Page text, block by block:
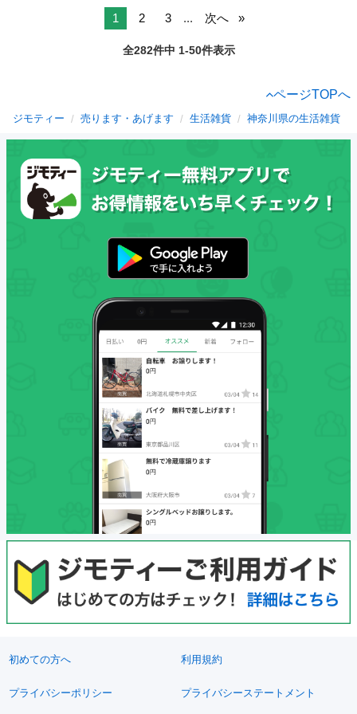
1 2 3 ... 次へ
全282件中 1-50件表示
ページTOPへ
ジモティー 売ります・あげます 生活雑貨 神奈川県の生活雑貨
初めての方へ 利用規約
プライバシーポリシー プライバシーステートメント